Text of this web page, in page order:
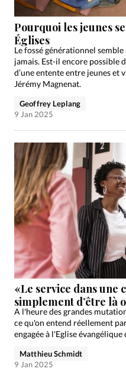
Pourquoi les jeunes
Églises
Le fossé générationnel
jamais. Est-il encore possible
d’une entente entre jeunes et
Jérémy Magnenat.
Geoffrey Leplang
9 Jan 2025
«Le service dans une
simplement d’être là
A l'heure des grandes
ce qu'on entend réellement
engagée à l'Eglise évangélique
Matthieu Schmidt
9 Jan 2025